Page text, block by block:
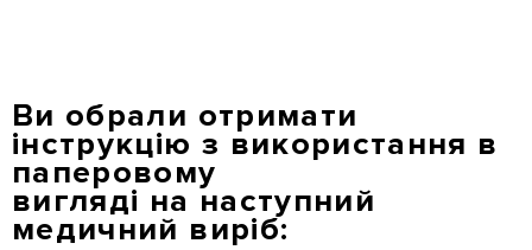
вмісту
Ви обрали отримати
інструкцію з використання в
паперовому
вигляді на наступний
медичний виріб: